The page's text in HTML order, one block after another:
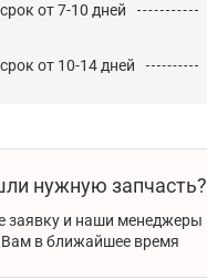
от 7-10 дней
от 10-14 дней
нужную запчасть?
заявку и наши менеджеры
Вам в ближайшее время